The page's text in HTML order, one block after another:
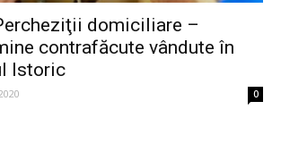
domiciliare –
contrafăcute vândute în
Istoric
0